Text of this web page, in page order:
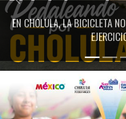
EN CHOLULA, LA BICICLETA
Previous